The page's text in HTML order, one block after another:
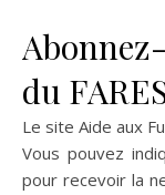
du
Le site Aide aux
Vous pouvez
pour recevoir la